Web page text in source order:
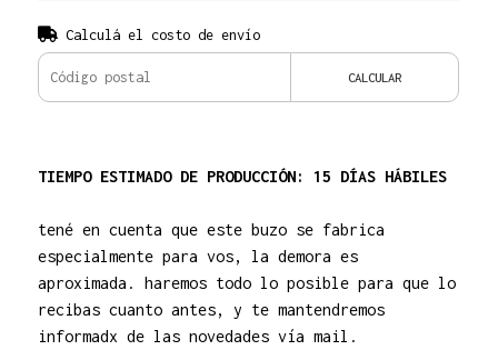
Calculá el costo de envío
CALCULAR
TIEMPO ESTIMADO DE PRODUCCIÓN: 15 DÍAS HÁBILES
tené en cuenta que este buzo se fabrica
especialmente para vos, la demora es
aproximada. haremos todo lo posible para que lo
recibas cuanto antes, y te mantendremos
informadx de las novedades vía mail.